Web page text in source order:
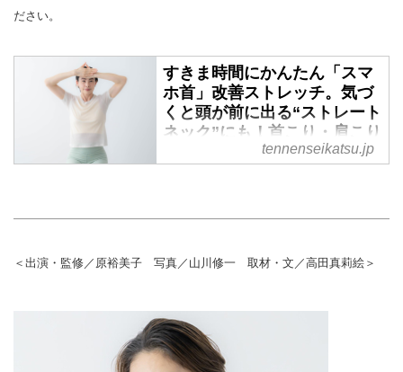
ださい。
すきま時間にかんたん「スマ
ホ首」改善ストレッチ。気づ
くと頭が前に出る“ストレート
ネック”にも！首こり・肩こり
せん。スマートフォンやパソコン
そ、こまめな体のケアを取り入れ
ホ首が気になるときにおすすめの
簡単なケアを教えていただきまし
た。仕事の合間にもできる動きば
tennenseikatsu.jp
＜出演・監修／原裕美子 写真／山川修一 取材・文／高田真莉絵＞